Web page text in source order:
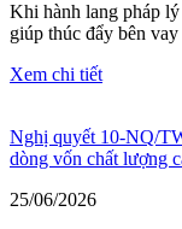
Khi hành lang pháp
giúp thúc đẩy bên
Xem chi tiết
Nghị quyết 10-NQ/
dòng vốn chất lượng
25/06/2026